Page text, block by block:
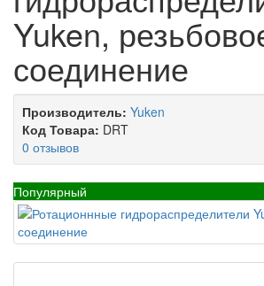
Yuken,
соединение
Производитель: Yuken
Код Товара: DRT
0 отзывов
Популярный